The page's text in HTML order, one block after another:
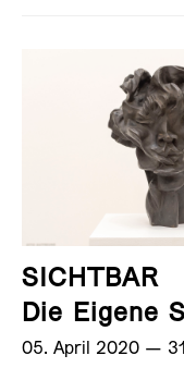
SICHTBAR
Die Eigene
05. April 2020 ­—